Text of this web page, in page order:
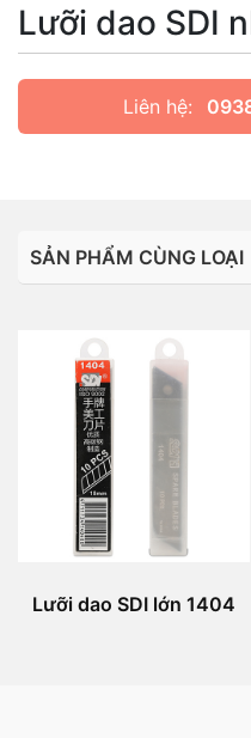
Lưỡi dao SDI
Liên hệ:
SẢN PHẨM CÙNG LOẠI
Lưỡi dao SDI lớn 1404